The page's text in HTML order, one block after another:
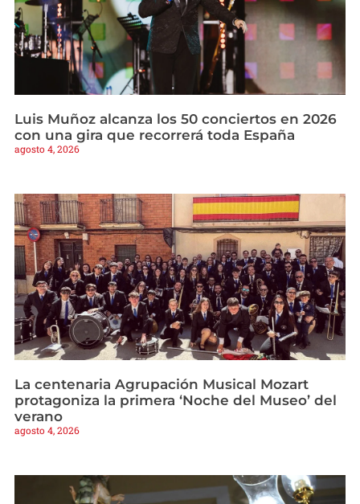
Luis Muñoz alcanza los 50 conciertos en 2026
con una gira que recorrerá toda España
agosto 4, 2026
La centenaria Agrupación Musical Mozart
protagoniza la primera ‘Noche del Museo’ del
verano
agosto 4, 2026